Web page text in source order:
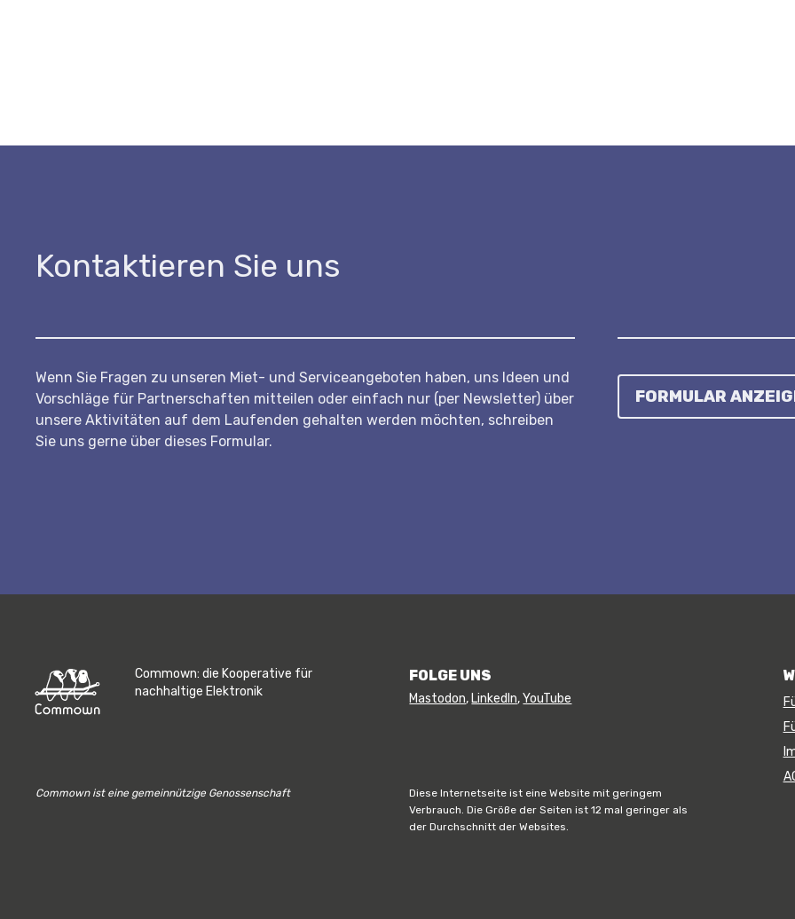
Kontaktieren Sie uns
Wenn Sie Fragen zu unseren Miet- und Serviceangeboten haben, uns Ideen und
Vorschläge für Partnerschaften mitteilen oder einfach nur (per Newsletter) über
unsere Aktivitäten auf dem Laufenden gehalten werden möchten, schreiben
Sie uns gerne über dieses Formular.
FORMULAR
Commown: die Kooperative für
nachhaltige Elektronik
Commown ist eine gemeinnützige Genossenschaft
FOLGE UNS
Mastodon, LinkedIn,YouTube
Diese Internetseite ist eine Website mit geringem
Verbrauch. Die Größe der Seiten ist 12 mal geringer als
der Durchschnitt der Websites.